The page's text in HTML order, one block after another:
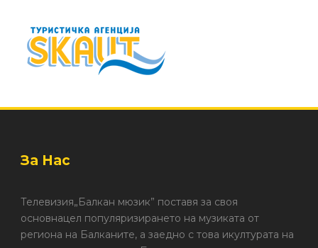
За Нас
Телевизия„Балкан мюзик” поставя за своя
основнацел популяризирането на музиката от
региона на Балканите, а заедно с това икултурата на